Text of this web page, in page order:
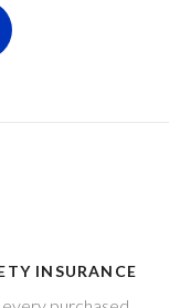
INSURANCE